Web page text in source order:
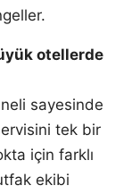
otellerde
sayesinde
tek bir
için farklı
ekibi